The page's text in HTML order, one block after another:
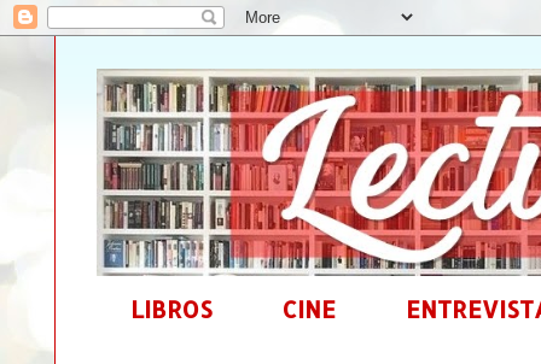
LIBROS CINE